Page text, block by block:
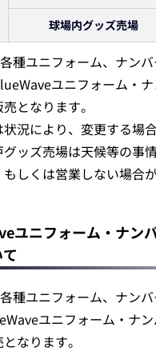
球場内グッズ売場
種ユニフォーム、ナン
ユニフォーム・
となります。
況により、変更する場
グッズ売場は天候等の事
しくは営業しない場合
ユニフォーム・ナン
種ユニフォーム、ナン
ユニフォーム・ナ
なります。